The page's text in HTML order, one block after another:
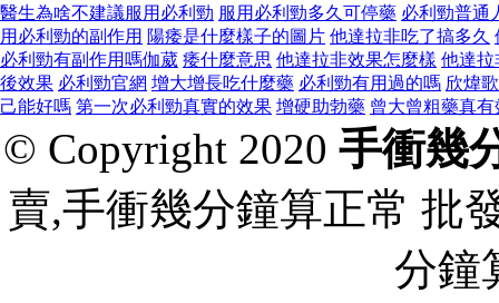
醫生為啥不建議服用必利勁 服用必利勁多久可停藥 必利勁普通
用必利勁的副作用 陽痿是什麼樣子的圖片 他達拉非吃了搞多久
必利勁有副作用嗎伽葳 痿什麼意思 他達拉非效果怎麼樣 他達拉
後效果 必利勁官網 增大增長吃什麼藥 必利勁有用過的嗎 欣煒
己能好嗎 第一次必利勁真實的效果 增硬助勃藥 曾大曾粗藥真有
© Copyright 2020 手衝幾
賣,手衝幾分鐘算正常 批
分鐘